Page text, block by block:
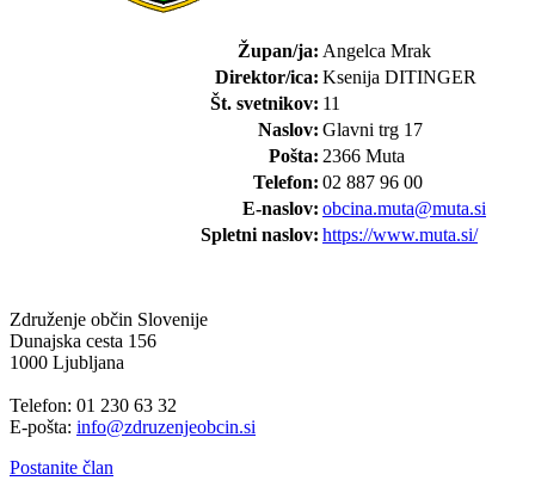
Župan/ja: Angelca Mrak
Direktor/ica: Ksenija DITINGER
Št. svetnikov: 11
Naslov: Glavni trg 17
Pošta: 2366 Muta
Telefon: 02 887 96 00
E-naslov: obcina.muta@muta.si
Spletni naslov: https://www.muta.si/
Združenje občin Slovenije
Dunajska cesta 156
1000 Ljubljana
Telefon: 01 230 63 32
E-pošta: info@zdruzenjeobcin.si
Postanite član